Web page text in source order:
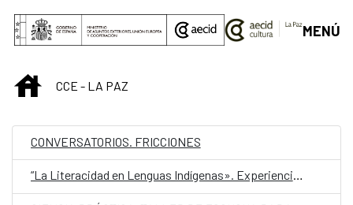
Saltar al contenido principal
MENÚ
INICIOCCE - LA PAZ
CONVERSATORIOS. FRICCIONES
“La Literacidad en Lenguas Indígenas». Experiencias transgeneracionales de escritura de la lengua Aymara.